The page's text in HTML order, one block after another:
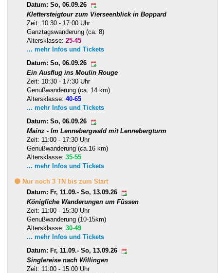
Datum: So, 06.09.26
Klettersteigtour zum Vierseenblick in Boppard
Zeit: 10:30 - 17:00 Uhr
Ganztagswanderung (ca. 8)
Altersklasse: 25-45
... mehr Infos und Tickets
Datum: So, 06.09.26
Ein Ausflug ins Moulin Rouge
Zeit: 10:30 - 17:30 Uhr
Genußwanderung (ca. 14 km)
Altersklasse: 40-65
... mehr Infos und Tickets
Datum: So, 06.09.26
Mainz - Im Lennebergwald mit Lennebergturm
Zeit: 11:00 - 17:30 Uhr
Genußwanderung (ca.16 km)
Altersklasse: 35-55
... mehr Infos und Tickets
🟡 Nur noch 3 TN bis zum Start
Datum: Fr, 11.09.- So, 13.09.26
Königliche Wanderungen um Füssen
Zeit: 11:00 - 15:30 Uhr
Genußwanderung (10-15km)
Altersklasse: 30-49
... mehr Infos und Tickets
Datum: Fr, 11.09.- So, 13.09.26
Singlereise nach Willingen
Zeit: 11:00 - 15:00 Uhr